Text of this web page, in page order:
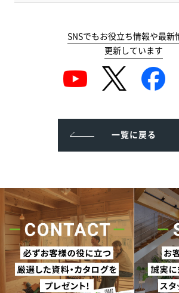
SNSでもお役立ち情報や最新
更新しています
一覧に戻る